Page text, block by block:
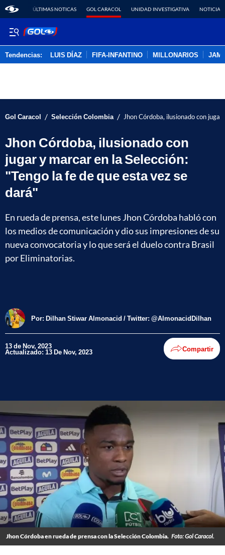
ÚLTIMAS NOTICAS GOL CARACOL UNIDAD INVESTIGATIVA NOTICIAS
Tendencias: LUIS DÍAZ FIFA-INFANTINO MILLONARIOS
Gol Caracol / Selección Colombia / Jhon Córdoba, ilusionado con
Jhon Córdoba, ilusionado con
jugar y marcar en la Selección:
"Tengo la fe de que esta vez se
dará"
En rueda de prensa, este lunes Jhon Córdoba habló con
los medios de comunicación y dio sus impresiones de su
nueva convocatoria y lo que será el duelo contra Brasil
por Eliminatorias.
Por: Dilhan Stiwar Almonacid / Twitter: @AlmonacidDilhan
13 de Nov, 2023
Actualizado: 13 De Nov, 2023 Compartir
Jhon Córdoba en rueda de prensa con la Selección Colombia. Foto: Gol Caracol.